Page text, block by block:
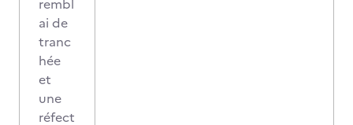
rembl
ai de
tranc
hée
et
une
réfect